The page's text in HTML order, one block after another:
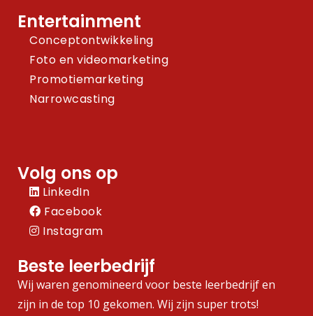
Entertainment
Conceptontwikkeling
Foto en videomarketing
Promotiemarketing
Narrowcasting
Volg ons op
LinkedIn
Facebook
Instagram
Beste leerbedrijf
Wij waren genomineerd voor beste leerbedrijf en
zijn in de top 10 gekomen. Wij zijn super trots!